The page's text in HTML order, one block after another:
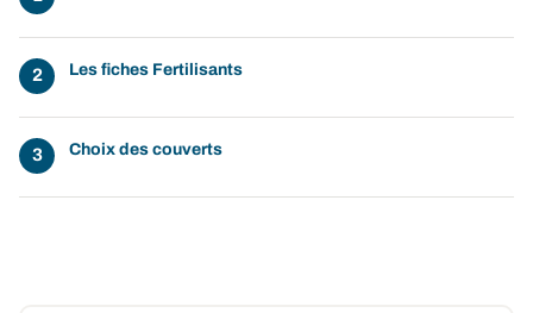
Les fiches Fertilisants
Choix des couverts